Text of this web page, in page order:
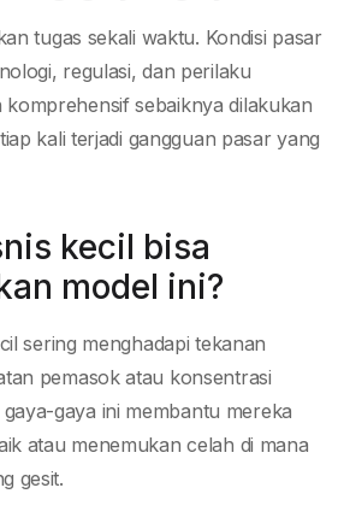
tugas sekali waktu. Kondisi pasar
regulasi, dan perilaku
komprehensif sebaiknya dilakukan
kali terjadi gangguan pasar yang
kecil bisa
model ini?
sering menghadapi tekanan
pemasok atau konsentrasi
gaya ini membantu mereka
atau menemukan celah di mana
gesit.